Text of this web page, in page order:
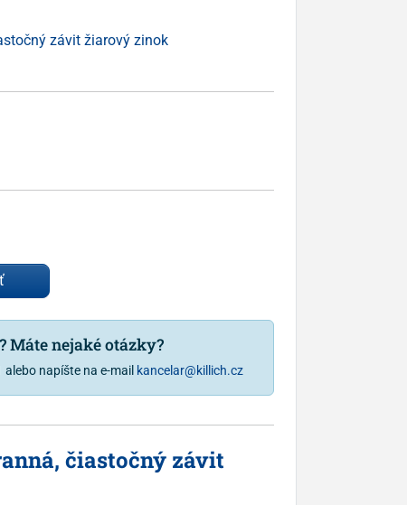
závit žiarový zinok
Máte nejaké otázky?
alebo napíšte na e-mail kancelar@killich.cz
čiastočný závit